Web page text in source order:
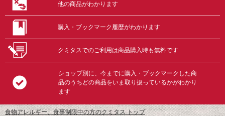
他の商品がわかります
購入・ブックマーク履歴がわかります
クミタスでのご利用は商品購入時も無料です
ショップ別に、今までに購入・ブックマークした商
品のうちどの商品をいま取り扱っているかがわかり
ます
食物アレルギー、食事制限中の方のクミタス トップ